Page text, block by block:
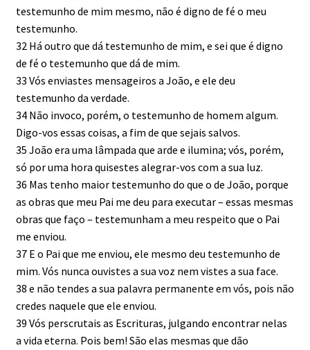
testemunho de mim mesmo, não é digno de fé o meu
testemunho.
32 Há outro que dá testemunho de mim, e sei que é digno
de fé o testemunho que dá de mim.
33 Vós enviastes mensageiros a João, e ele deu
testemunho da verdade.
34 Não invoco, porém, o testemunho de homem algum.
Digo-vos essas coisas, a fim de que sejais salvos.
35 João era uma lâmpada que arde e ilumina; vós, porém,
só por uma hora quisestes alegrar-vos com a sua luz.
36 Mas tenho maior testemunho do que o de João, porque
as obras que meu Pai me deu para executar – essas mesmas
obras que faço – testemunham a meu respeito que o Pai
me enviou.
37 E o Pai que me enviou, ele mesmo deu testemunho de
mim. Vós nunca ouvistes a sua voz nem vistes a sua face.
38 e não tendes a sua palavra permanente em vós, pois não
credes naquele que ele enviou.
39 Vós perscrutais as Escrituras, julgando encontrar nelas
a vida eterna. Pois bem! São elas mesmas que dão